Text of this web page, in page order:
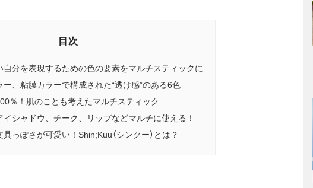
目次
自分を表現するための色の要素をマルチスティックに
、粘膜カラーで構成された“透け感”のある6色
％！肌のことも考えたマルチスティック
シャドウ、チーク、リップなどマルチに使える！
っぽさが可愛い！Shin;Kuu（シンクー）とは？